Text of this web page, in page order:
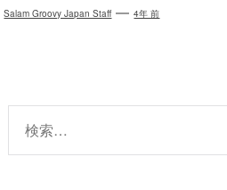
Salam Groovy Japan Staff 4年 前
索: